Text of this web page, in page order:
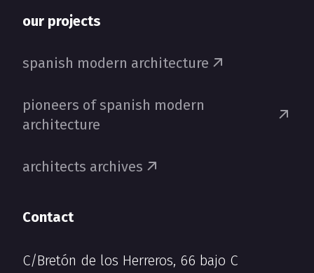
our projects
spanish modern architecture
pioneers of spanish modern
architecture
architects archives
Contact
C/Bretón de los Herreros, 66 bajo C